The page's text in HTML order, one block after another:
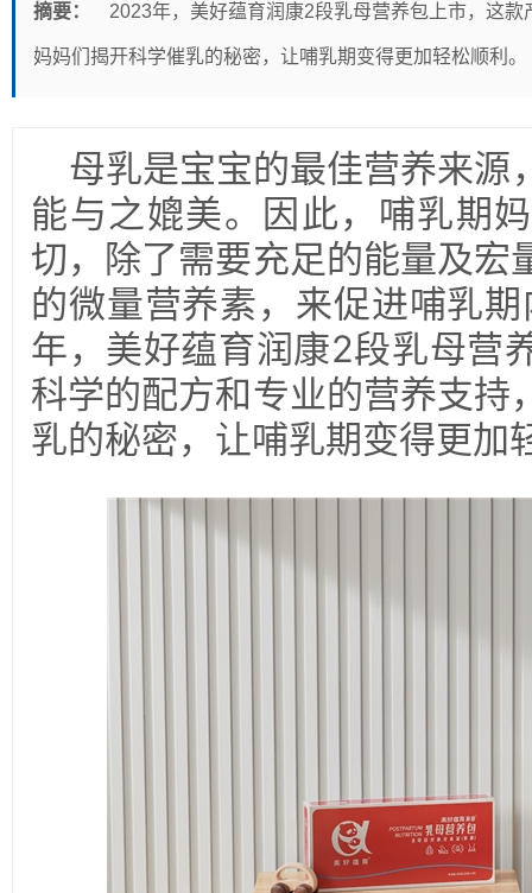
摘要： 2023年，美好蕴育润康2段乳母营养包上市，这
妈妈们揭开科学催乳的秘密，让哺乳期变得更加轻松顺利。
母乳是宝宝的最佳营养来源
能与之媲美。因此，哺乳期
切，除了需要充足的能量及宏
的微量营养素，来促进哺乳
年，美好蕴育润康2段乳母营
科学的配方和专业的营养支持
乳的秘密，让哺乳期变得更加